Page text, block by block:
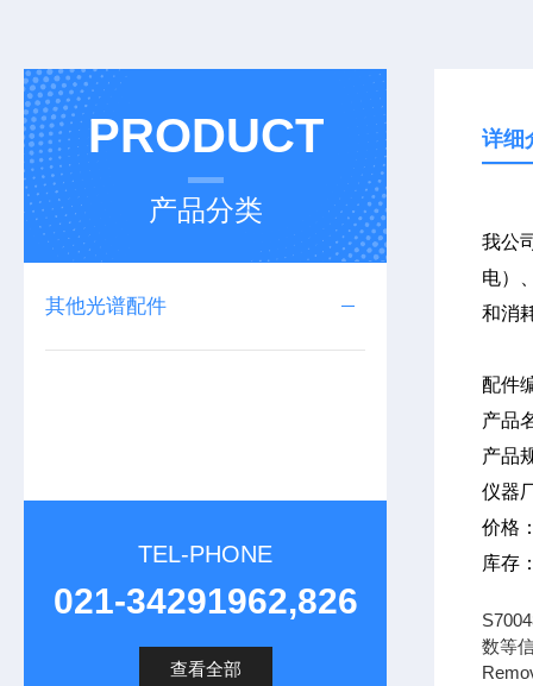
PRODUCT
产品分类
其他光谱配件
TEL-PHONE
021-34291962,826
查看全部
详细
我公
电）
和消
配件
产品
产品
仪器
价格
库存
数等